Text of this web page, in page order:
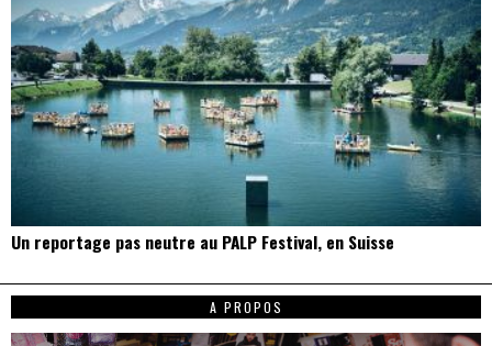
Un reportage pas neutre au PALP Festival, en Suisse
A PROPOS